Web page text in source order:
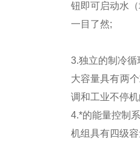
钮即可启动水
一目了然;
3.独立的制冷循
大容量具有两
调和工业不停
4.*的能量控制
机组具有四级